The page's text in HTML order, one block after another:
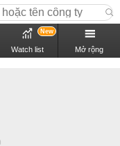
Watch list
New
Mở rộng